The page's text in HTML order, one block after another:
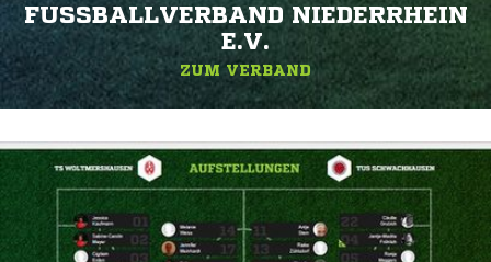
FUSSBALLVERBAND NIEDERRHEIN E
.V.
ZUM VERBAND